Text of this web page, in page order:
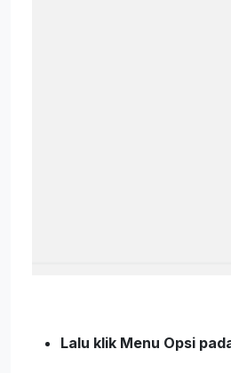
Lalu klik Menu Opsi